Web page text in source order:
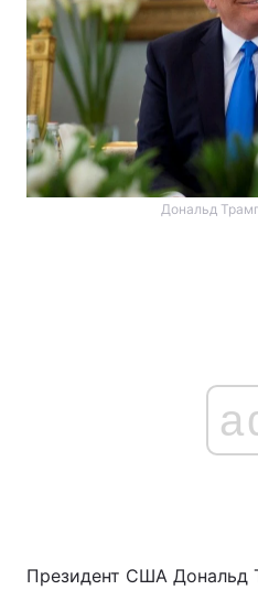
Дональд
Президент США Дональд